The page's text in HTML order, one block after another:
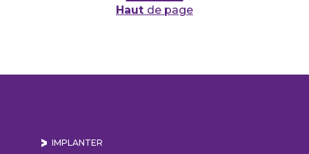
Haut de page
IMPLANTER